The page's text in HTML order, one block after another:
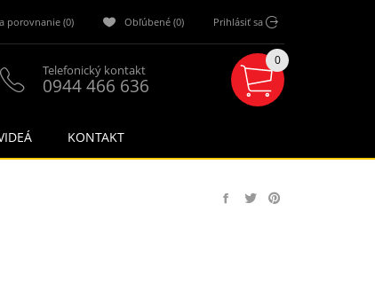
porovnanie (0) Obľúbené (0) Prihlásiť sa
Telefonický kontakt
0944 466 636
0
KONTAKT